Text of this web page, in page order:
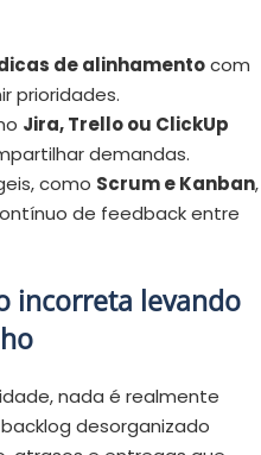
de alinhamentocom
prioridades.
Jira, Trello ou ClickUp
demandas.
como Scrum e Kanban,
de feedback entre
incorreta levando
nada é realmente
desorganizado